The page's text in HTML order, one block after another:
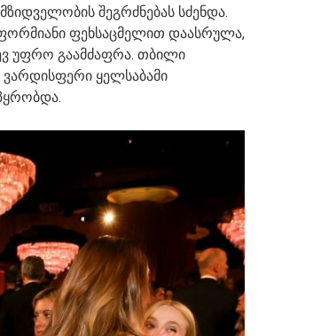
შეგრძნებას სძენდა.
ფეხსაცმელით დაასრულა,
უფრო გაამძაფრა. თბილი
ყელსაბამი